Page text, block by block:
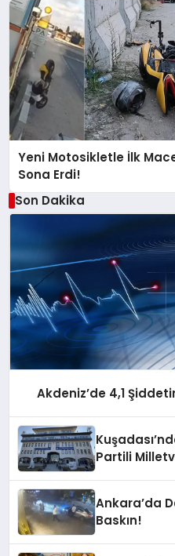
Yeni Motosikletle İlk
Sona Erdi!
Son Dakika
Akdeniz’de 4,1
Partili
Ankara’da
Baskın!